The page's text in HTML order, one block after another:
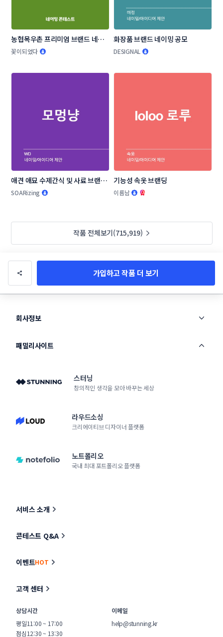
농협목우촌 프리미엄 브랜드 네이
밍 공모
꽃이되었다
화장품 브랜드 네이밍 공모
DESIGNAL
애견 애묘 수제간식 및 사료 브랜드
작명부탁드립니다.
SOARizing
기능성 속옷 브랜딩
이름남
작품 전체보기(715,919)
가입하고 작품 더 보기
회사정보
패밀리사이트
스터닝
창의적인 생각을 모아 바꾸는 세상
라우드소싱
크리에이티브 디자이너 플랫폼
노트폴리오
국내 최대 포트폴리오 플랫폼
서비스 소개
콘테스트 Q&A
이벤트HOT
고객 센터
상담시간
평일11:00 ~ 17:00
점심12:30 ~ 13:30
이메일
help@stunning.kr